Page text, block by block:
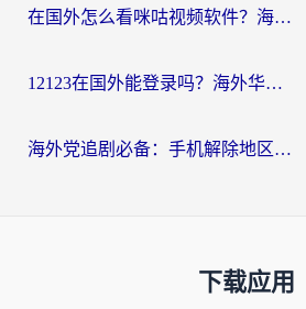
在国外怎么看咪咕视频软件？海外党亲测有效的回国加速方案
12123在国外能登录吗？海外华人必看的回国加速实用指南
海外党追剧必备：手机解除地区限制app怎么选？解决央视视频&国内剧地区限制全指南
下载应用